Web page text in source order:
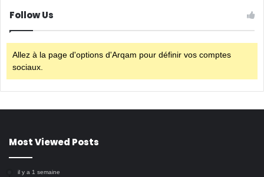
Follow Us
Allez à la page d'options d'Arqam pour définir vos comptes
sociaux.
Most Viewed Posts
il y a 1 semaine